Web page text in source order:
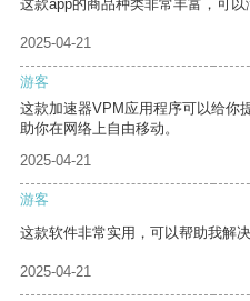
这款app的商品种类非常丰富，可以
2025-04-21
游客
这款加速器VPM应用程序可以给你
助你在网络上自由移动。
2025-04-21
游客
这款软件非常实用，可以帮助我解决
2025-04-21